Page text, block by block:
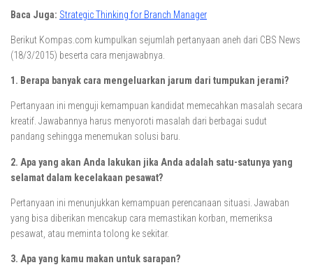
Baca Juga: Strategic Thinking for Branch Manager
Berikut Kompas.com kumpulkan sejumlah pertanyaan aneh dari CBS News
(18/3/2015) beserta cara menjawabnya.
1. Berapa banyak cara mengeluarkan jarum dari tumpukan jerami?
Pertanyaan ini menguji kemampuan kandidat memecahkan masalah secara
kreatif. Jawabannya harus menyoroti masalah dari berbagai sudut
pandang sehingga menemukan solusi baru.
2. Apa yang akan Anda lakukan jika Anda adalah satu-satunya yang
selamat dalam kecelakaan pesawat?
Pertanyaan ini menunjukkan kemampuan perencanaan situasi. Jawaban
yang bisa diberikan mencakup cara memastikan korban, memeriksa
pesawat, atau meminta tolong ke sekitar.
3. Apa yang kamu makan untuk sarapan?